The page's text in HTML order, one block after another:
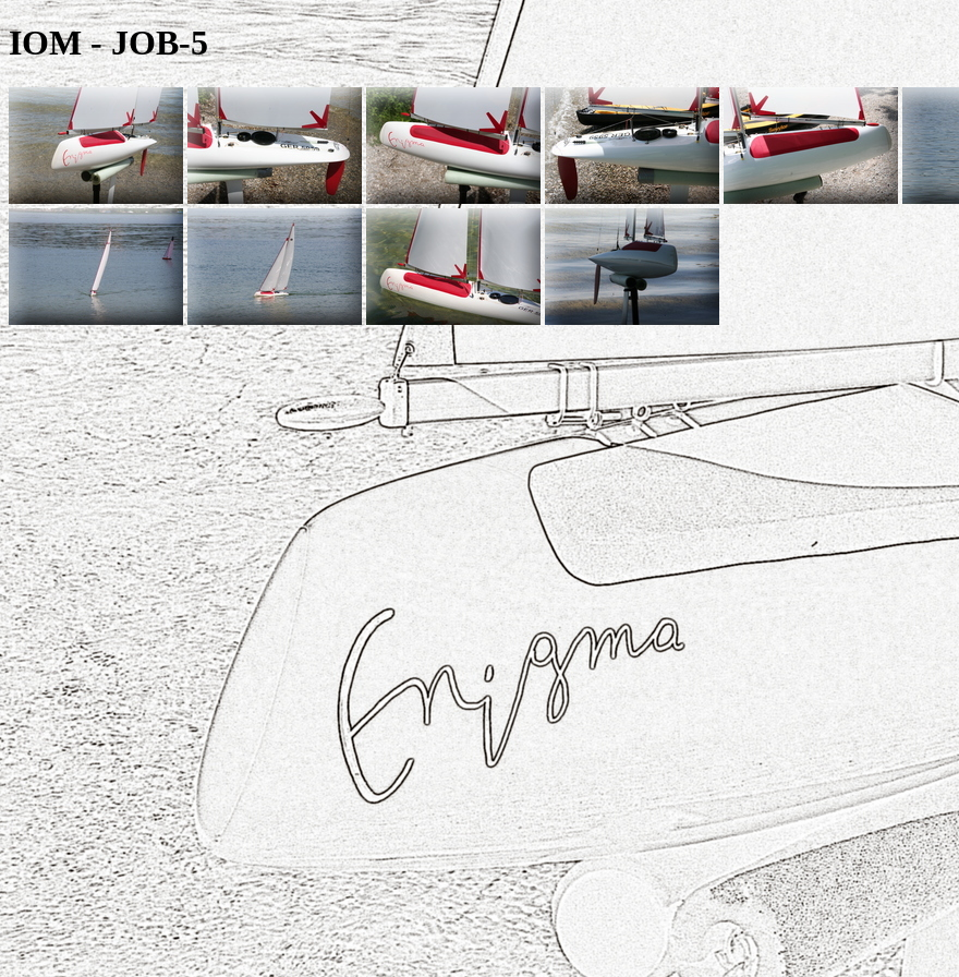
IOM - JOB-5